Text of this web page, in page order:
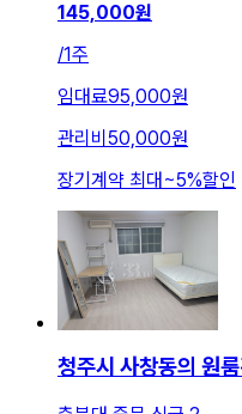
145,000원
/1주
임대료95,000원
관리비 50,000원
장기계약 최대 ~5%할인
청주시 사창동의 원